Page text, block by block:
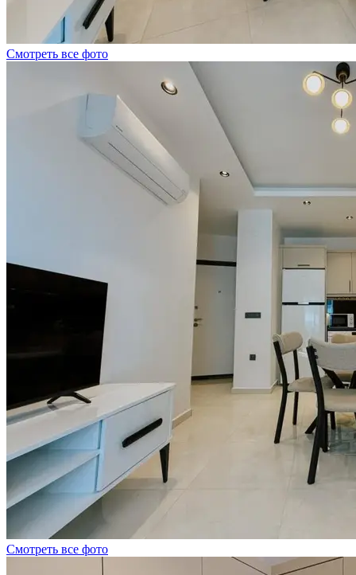
Смотреть все фото
Смотреть все фото